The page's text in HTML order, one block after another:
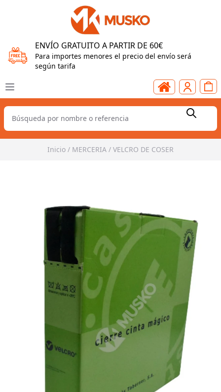
ENVÍO GRATUITO A PARTIR DE 60€
Para importes menores el precio del envío será
según tarifa
Inicio / MERCERIA / VELCRO DE COSER